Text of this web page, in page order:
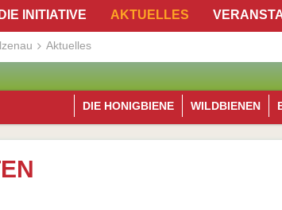
DIE INITIATIVE AKTUELLES
Aktuelles
DIE HONIGBIENE WILDBIENEN